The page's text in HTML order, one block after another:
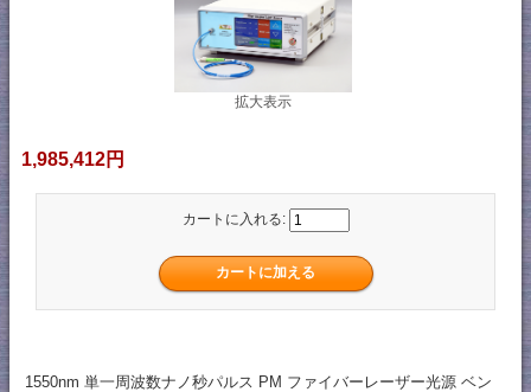
拡大表示
1,985,412円
カートに入れる:
1550nm 単一周波数ナノ秒パルス PM ファイバーレーザー光源 ベン